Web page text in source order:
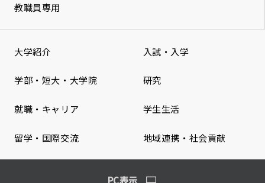
教職員専用
大学紹介 入試・入学
学部・短大・大学院 研究
就職・キャリア 学生生活
留学・国際交流 地域連携・社会貢献
PC表示